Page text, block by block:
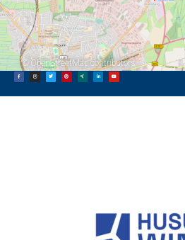
© OpenStreetMapcontributors